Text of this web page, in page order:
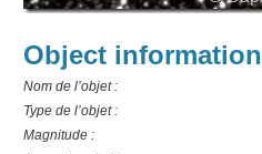
Object information
Nom de l’objet :
Type de l’objet :
Magnitude :